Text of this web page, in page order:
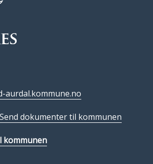
aurdal.kommune.no
dokumenter til kommunen
kommunen